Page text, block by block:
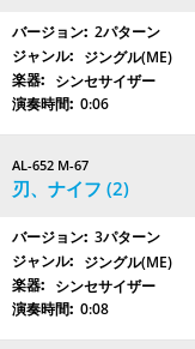
2パターン
ジングル(ME)
シンセサイザー
0:06
AL-652 M-67
刃、ナイフ (2)
3パターン
ジングル(ME)
シンセサイザー
0:08